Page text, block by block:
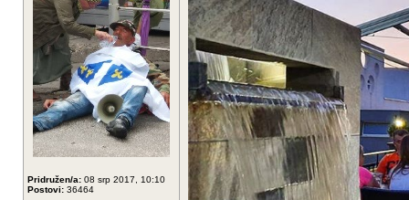
Pridružen/a: 08 srp 2017, 10:10
Postovi: 36464